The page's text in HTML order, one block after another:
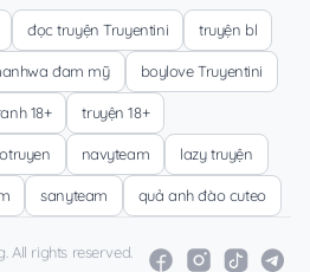
đọc truyện Truyentini truyện bl
đam mỹ boylove Truyentini
18+ truyện 18+
navyteam lazy truyện
sanyteam quả anh đào cuteo
All rights reserved.